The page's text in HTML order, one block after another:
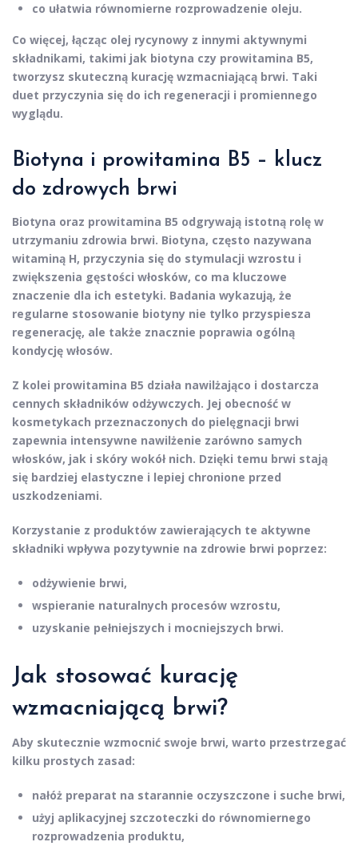
co ułatwia równomierne rozprowadzenie oleju.
Co więcej, łącząc olej rycynowy z innymi aktywnymi
składnikami, takimi jak biotyna czy prowitamina B5,
tworzysz skuteczną kurację wzmacniającą brwi. Taki
duet przyczynia się do ich regeneracji i promiennego
wyglądu.
Biotyna i prowitamina B5 – klucz
do zdrowych brwi
Biotyna oraz prowitamina B5 odgrywają istotną rolę w
utrzymaniu zdrowia brwi. Biotyna, często nazywana
witaminą H, przyczynia się do stymulacji wzrostu i
zwiększenia gęstości włosków, co ma kluczowe
znaczenie dla ich estetyki. Badania wykazują, że
regularne stosowanie biotyny nie tylko przyspiesza
regenerację, ale także znacznie poprawia ogólną
kondycję włosów.
Z kolei prowitamina B5 działa nawilżająco i dostarcza
cennych składników odżywczych. Jej obecność w
kosmetykach przeznaczonych do pielęgnacji brwi
zapewnia intensywne nawilżenie zarówno samych
włosków, jak i skóry wokół nich. Dzięki temu brwi stają
się bardziej elastyczne i lepiej chronione przed
uszkodzeniami.
Korzystanie z produktów zawierających te aktywne
składniki wpływa pozytywnie na zdrowie brwi poprzez:
odżywienie brwi,
wspieranie naturalnych procesów wzrostu,
uzyskanie pełniejszych i mocniejszych brwi.
Jak stosować kurację
wzmacniającą brwi?
Aby skutecznie wzmocnić swoje brwi, warto przestrzegać
kilku prostych zasad:
nałóż preparat na starannie oczyszczone i suche brwi,
użyj aplikacyjnej szczoteczki do równomiernego
rozprowadzenia produktu,